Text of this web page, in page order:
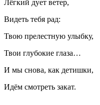
Лёгкий дует ветер,
Видеть тебя рад:
Твою прелестную улыбку,
Твои глубокие глаза…
И мы снова, как детишки,
Идём смотреть закат.